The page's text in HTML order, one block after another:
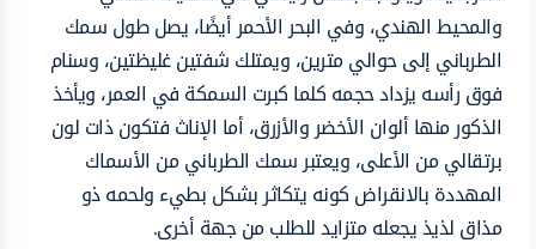
والمحيط الهندي، وفي البحر الأحمر أيضًا، يصل طول سمك
الطرباني إلى حوالي مترين، ويمتلك شفتين غليظتين، وسنام
فوق رأسه يزداد حجمه كلما كبرت السمكة في العمر، ويأخذ
الذكور منها ألوان الأخضر والأزرق، أما الإناث فتكون ذات لون
برتقالي من الأعلى، ويعتبر سمك الطرباني من الأسماك
المهددة بالانقراض كونه يتكاثر بشكل بطيء ولحمه ذو
مذاق لذيذ يجعله متزايد للطلب من جهة أخرى.